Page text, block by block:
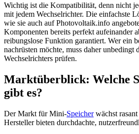
Wichtig ist die Kompatibilität, denn nicht
mit jedem Wechselrichter. Die einfachste
wie sie auch auf Photovoltaik.info
Komponenten bereits perfekt aufeinander
reibungslose Funktion garantiert. Wer ein
nachrüsten möchte, muss daher unbedingt
Wechselrichters prüfen.
Marktüberblick: Welche
gibt es?
Der Markt für Mini-Speicherwächst
Hersteller bieten durchdachte,